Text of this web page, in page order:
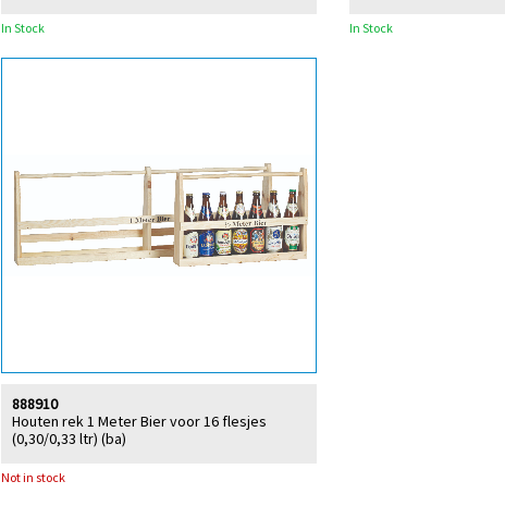
In Stock In Stock
Houten rek 1 Meter Bier voor 16 flesjes
(0,30/0,33 ltr) (ba)
888910
Not in stock